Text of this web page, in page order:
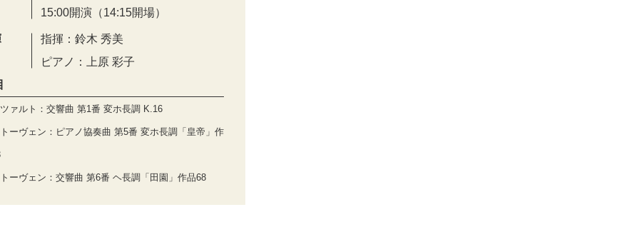
15:00開演（14:15開場）
指揮：鈴木 秀美
ピアノ：上原 彩子
ァルト：交響曲 第1番 変ホ長調 K.16
ーヴェン：ピアノ協奏曲 第5番 変ホ長調「皇帝」作
ーヴェン：交響曲 第6番 ヘ長調「田園」作品68